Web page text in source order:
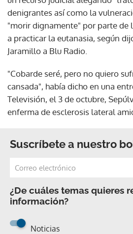
denigrantes así como la
"morir dignamente" por parte de
a practicar la eutanasia, según
Jaramillo a Blu Radio.
"Cobarde seré, pero no quiero
cansada", había dicho en una
Televisión, el 3 de octubre,
enferma de esclerosis lateral
Suscríbete a nuestro
¿De cuáles temas quieres
información?
Noticias